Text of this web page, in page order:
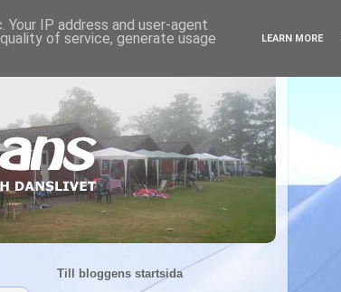
Till bloggens startsida
IP address and user-agent
of service, generate usage LEARN MORE